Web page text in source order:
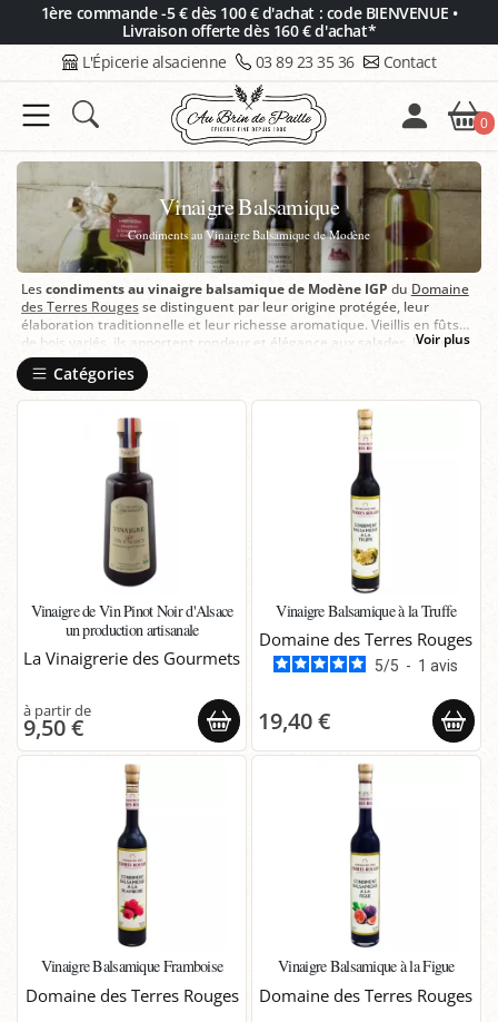
1ère commande -5 € dès 100 € d'achat : code BIENVENUE •
Livraison offerte dès 160 € d'achat*
L'Épicerie alsacienne 03 89 23 35 36 Contact
0
Vinaigre Balsamique
Condiments au Vinaigre Balsamique de Modène
Lescondiments au vinaigre balsamique de Modène IGP du Domaine
des Terres Rougesse distinguent par leur origine protégée, leur
élaboration traditionnelle et leur richesse aromatique. Vieillis en fûts
de bois variés, ils apportent rondeur et élégance aux salades, légumes,
viandes, fromages et fruits. Chez Au Brin de Paille, ils s’imposent
comme des condiments raffinés pour sublimer la cuisine du quotidien.
Voir plus
Catégories
Vinaigre de Vin Pinot Noir d'Alsace
un production artisanale
La Vinaigrerie des Gourmets
9,50 €
Vinaigre Balsamique à la Truffe
Domaine des Terres Rouges
5/5 - 1avis
19,40 €
Vinaigre Balsamique Framboise
Domaine des Terres Rouges
Vinaigre Balsamique à la Figue
Domaine des Terres Rouges
Panneau de gestion des cookies